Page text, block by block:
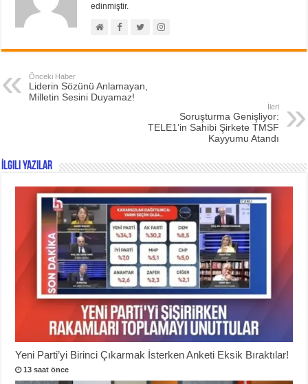
edinmiştir.
Önceki Haber
Liderin Sözünü Anlamayan,
Milletin Sesini Duyamaz!
İleri
Soruşturma Genişliyor:
TELE1’in Sahibi Şirkete TMSF
Kayyumu Atandı
İlgili Yazılar
Yeni Parti’yi Birinci Çıkarmak İsterken Anketi Eksik Bıraktılar!
13 saat önce